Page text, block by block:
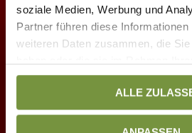
soziale Medien, Werbung und
Partner führen diese
weiteren Daten zusammen, die
gesammelt haben. Weitere
Datenschutzseite
ALLE